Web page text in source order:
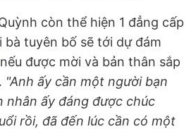
còn thể hiện 1 đẳng cấp
tuyên bố sẽ tới dự đám
nếu được mời và bản thân sắp
"Anh ấy cần một người bạn
nhân ấy đáng được chúc
rồi, đã đến lúc cần có một